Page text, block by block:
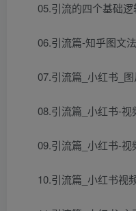
05.引流的四个基础逻
06.引流篇-知乎图文法
07.引流篇_小红书_
08.引流篇_小红书-视
09.引流篇_小红书-视
10.引流篇_小红书视